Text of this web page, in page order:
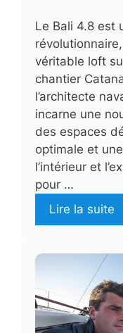
Le Bali 4.8 est
véritable loft
chantier
l’architecte
incarne une
des espaces
optimale et
l’intérieur et
pour …
Lire la suite